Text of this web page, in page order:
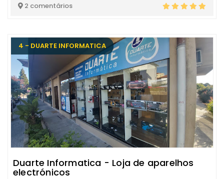
2 comentários
4 - DUARTE INFORMATICA
Duarte Informatica - Loja de aparelhos
electrónicos